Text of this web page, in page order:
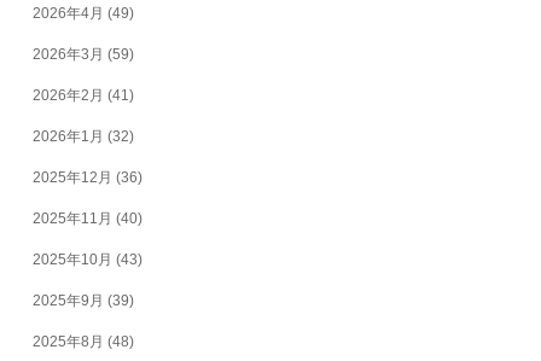
2026年4月 (49)
2026年3月 (59)
2026年2月 (41)
2026年1月 (32)
2025年12月 (36)
2025年11月 (40)
2025年10月 (43)
2025年9月 (39)
2025年8月 (48)